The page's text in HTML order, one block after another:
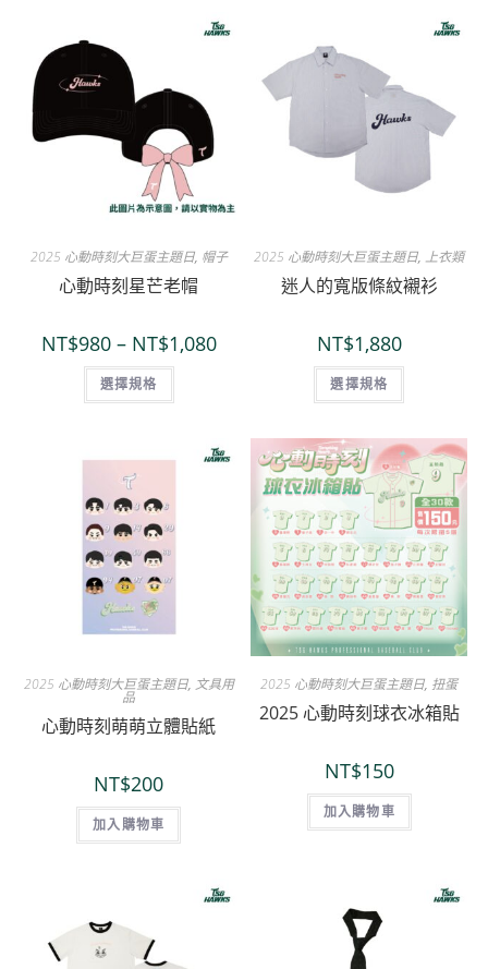
2025 心動時刻大巨蛋主題日, 帽子
心動時刻星芒老帽
NT$980– NT$1,080
選擇規格
2025 心動時刻大巨蛋主題日, 上衣類
迷人的寬版條紋襯衫
NT$1,880
選擇規格
2025 心動時刻大巨蛋主題日, 文具用
品
心動時刻萌萌立體貼紙
NT$200
加入購物車
2025 心動時刻大巨蛋主題日, 扭蛋
2025 心動時刻球衣冰箱貼
NT$150
加入購物車